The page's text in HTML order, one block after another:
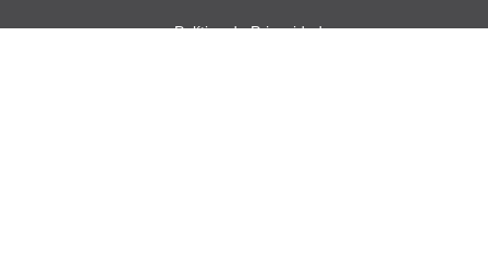
Política de Privacidad